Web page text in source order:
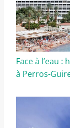
Face à l’eau
à Perros-